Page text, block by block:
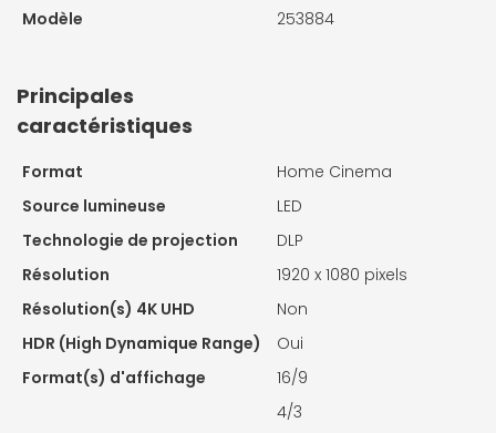
Modèle
253884
Principales
caractéristiques
Format
Home Cinema
Source lumineuse
LED
Technologie de projection
DLP
Résolution
1920 x 1080 pixels
Résolution(s) 4K UHD
Non
HDR (High Dynamique Range)
Oui
Format(s) d'affichage
16/9
4/3